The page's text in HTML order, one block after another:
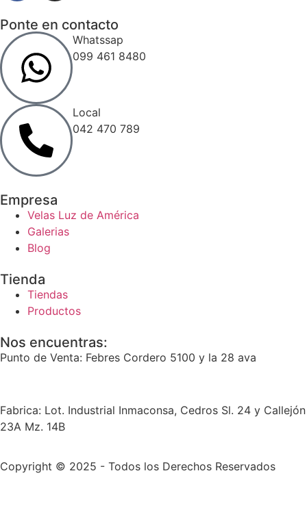
Ponte en contacto
Whatssap
099 461 8480
Local
042 470 789
Empresa
Velas Luz de América
Galerias
Blog
Tienda
Tiendas
Productos
Nos encuentras:
Punto de Venta: Febres Cordero 5100 y la 28 ava
Fabrica: Lot. Industrial Inmaconsa, Cedros Sl. 24 y Callejón
23A Mz. 14B
Copyright © 2025 - Todos los Derechos Reservados